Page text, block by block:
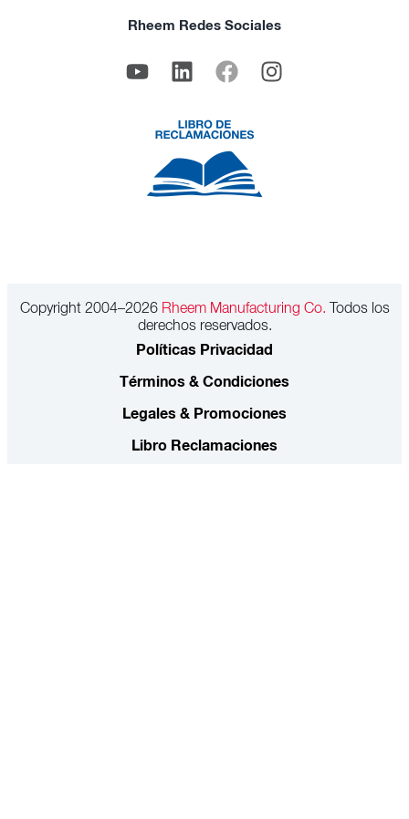
Rheem Redes Sociales
Copyright 2004–2026Rheem Manufacturing Co. Todos los
derechos reservados.
Políticas Privacidad
Términos & Condiciones
Legales & Promociones
Libro Reclamaciones